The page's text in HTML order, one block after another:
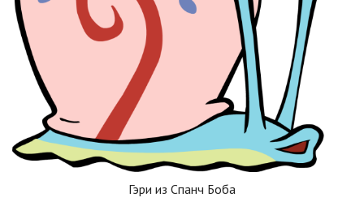
Гэри из Спанч Боба